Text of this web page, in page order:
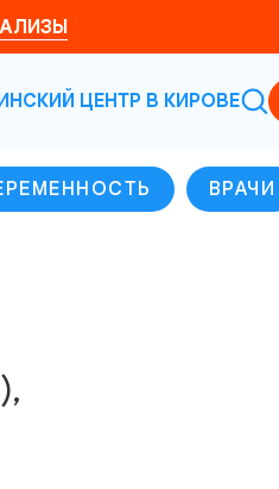
ЦЕНТР В КИРОВЕ
ВРАЧИ